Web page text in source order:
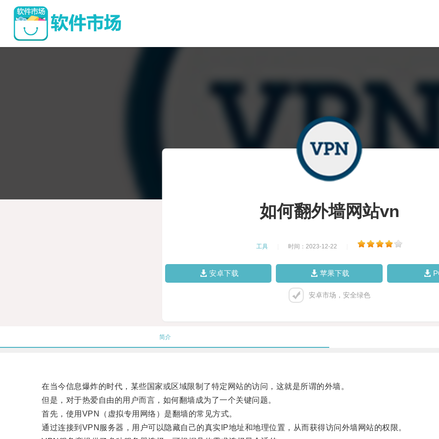
如何翻外墙网站vn
工具 时间：2023-12-22
安卓下载 苹果下载
安卓市场，安全绿色
简介
在当今信息爆炸的时代，某些国家或区域限制了特定网站的访问，这就是所谓的外墙。
但是，对于热爱自由的用户而言，如何翻墙成为了一个关键问题。
首先，使用VPN（虚拟专用网络）是翻墙的常见方式。
通过连接到VPN服务器，用户可以隐藏自己的真实IP地址和地理位置，从而获得访问外墙网站的权限。